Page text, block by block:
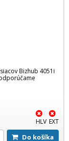
Bizhub 4051i
HLV EXT
Do košíka